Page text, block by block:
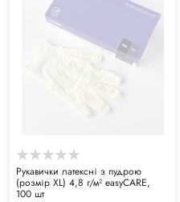
Рукавички латексні з пудрою
(розмір XL) 4,8 г/м² easyCARE,
100 шт